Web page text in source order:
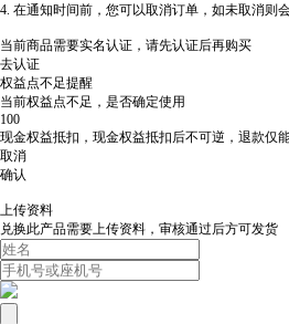
4. 在通知时间前，您可以取消订单，如未取消则
当前商品需要实名认证，请先认证后再购买
去认证
权益点不足提醒
当前权益点不足，是否确定使用
100
现金权益抵扣，现金权益抵扣后不可逆，退款仅
取消
确认
上传资料
兑换此产品需要上传资料，审核通过后方可发货